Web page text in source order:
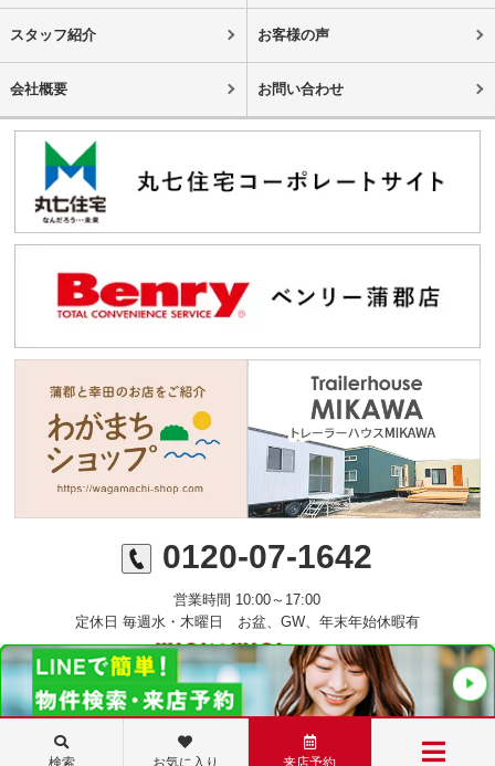
スタッフ紹介 お客様の声
会社概要 お問い合わせ
0120-07-1642
営業時間 10:00～17:00
定休日 毎週水・木曜日 お盆、GW、年末年始休暇有
©ミニミニFC蒲郡店 丸七住宅株式会社
検索 お気に入り 来店予約